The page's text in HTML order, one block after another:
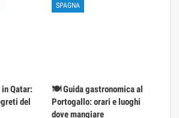
Qatar:
del
SPAGNA
🍽️ Guida gastronomica al
Portogallo: orari e luoghi
dove mangiare